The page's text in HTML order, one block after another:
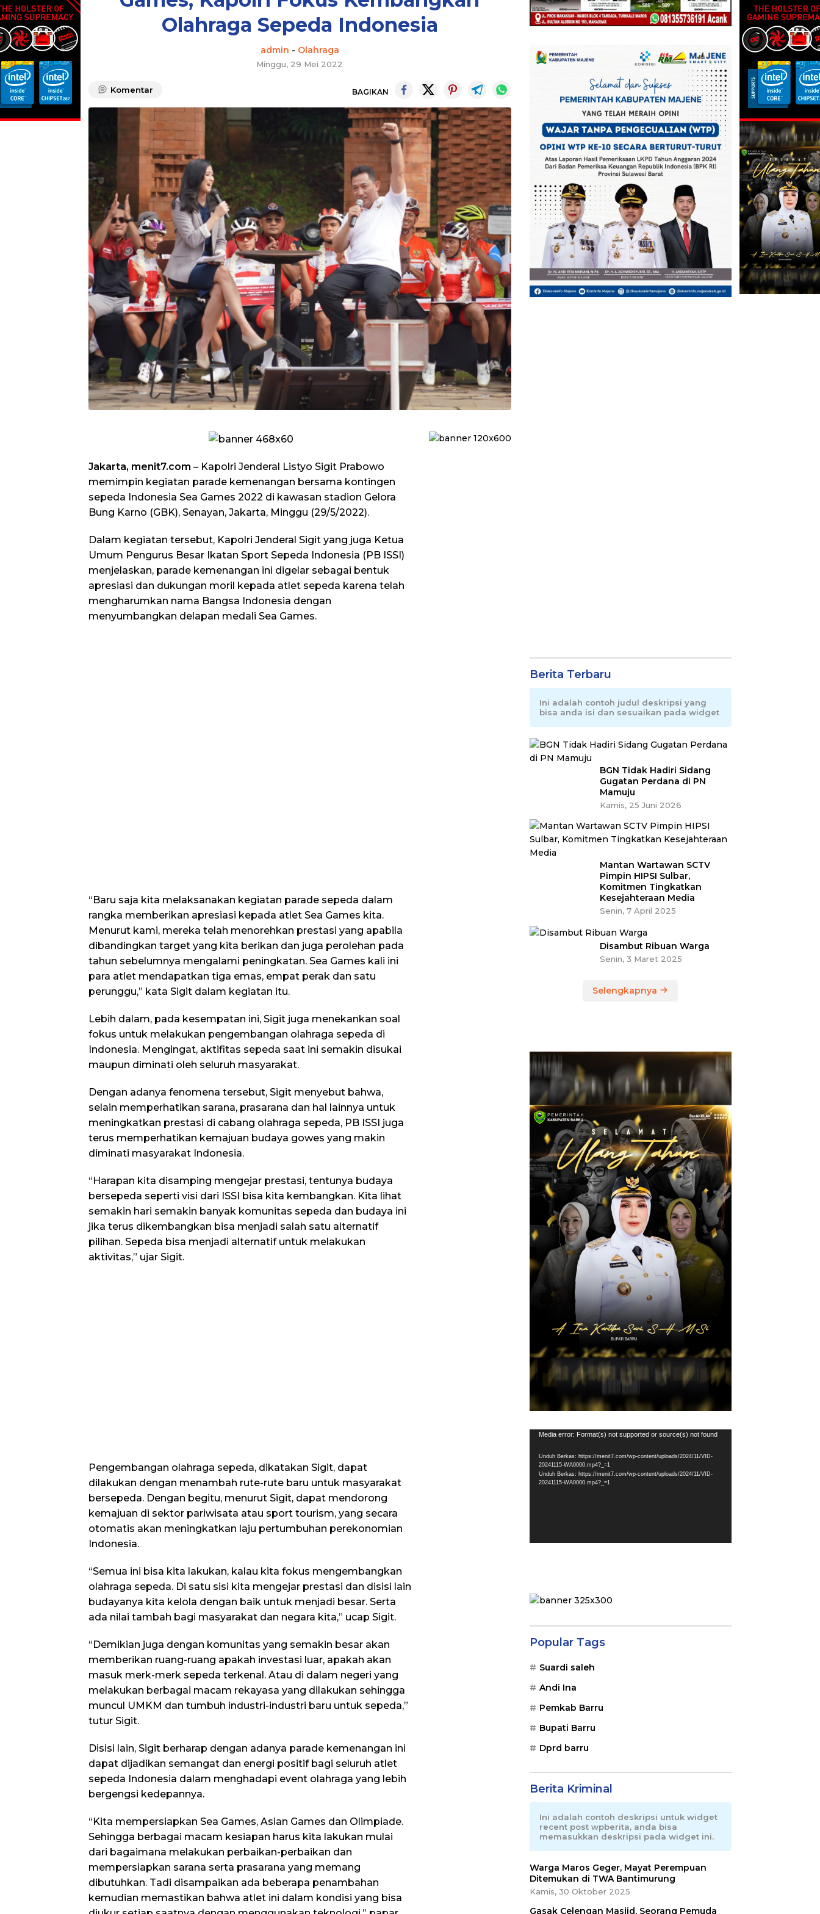
Olahraga Sepeda Indonesia
admin - Olahraga
Minggu, 29 Mei 2022
Komentar BAGIKAN
Jakarta, menit7.com – Kapolri Jenderal Listyo Sigit Prabowo
memimpin kegiatan parade kemenangan bersama kontingen
sepeda Indonesia Sea Games 2022 di kawasan stadion Gelora
Bung Karno (GBK), Senayan, Jakarta, Minggu (29/5/2022).
Dalam kegiatan tersebut, Kapolri Jenderal Sigit yang juga Ketua
Umum Pengurus Besar Ikatan Sport Sepeda Indonesia (PB ISSI)
menjelaskan, parade kemenangan ini digelar sebagai bentuk
apresiasi dan dukungan moril kepada atlet sepeda karena telah
mengharumkan nama Bangsa Indonesia dengan
menyumbangkan delapan medali Sea Games.
“Baru saja kita melaksanakan kegiatan parade sepeda dalam
rangka memberikan apresiasi kepada atlet Sea Games kita.
Menurut kami, mereka telah menorehkan prestasi yang apabila
dibandingkan target yang kita berikan dan juga perolehan pada
tahun sebelumnya mengalami peningkatan. Sea Games kali ini
para atlet mendapatkan tiga emas, empat perak dan satu
perunggu,” kata Sigit dalam kegiatan itu.
Lebih dalam, pada kesempatan ini, Sigit juga menekankan soal
fokus untuk melakukan pengembangan olahraga sepeda di
Indonesia. Mengingat, aktifitas sepeda saat ini semakin disukai
maupun diminati oleh seluruh masyarakat.
Dengan adanya fenomena tersebut, Sigit menyebut bahwa,
selain memperhatikan sarana, prasarana dan hal lainnya untuk
meningkatkan prestasi di cabang olahraga sepeda, PB ISSI juga
terus memperhatikan kemajuan budaya gowes yang makin
diminati masyarakat Indonesia.
“Harapan kita disamping mengejar prestasi, tentunya budaya
bersepeda seperti visi dari ISSI bisa kita kembangkan. Kita lihat
semakin hari semakin banyak komunitas sepeda dan budaya ini
jika terus dikembangkan bisa menjadi salah satu alternatif
pilihan. Sepeda bisa menjadi alternatif untuk melakukan
aktivitas,” ujar Sigit.
Pengembangan olahraga sepeda, dikatakan Sigit, dapat
dilakukan dengan menambah rute-rute baru untuk masyarakat
bersepeda. Dengan begitu, menurut Sigit, dapat mendorong
kemajuan di sektor pariwisata atau sport tourism, yang secara
otomatis akan meningkatkan laju pertumbuhan perekonomian
Indonesia.
“Semua ini bisa kita lakukan, kalau kita fokus mengembangkan
olahraga sepeda. Di satu sisi kita mengejar prestasi dan disisi lain
budayanya kita kelola dengan baik untuk menjadi besar. Serta
ada nilai tambah bagi masyarakat dan negara kita,” ucap Sigit.
“Demikian juga dengan komunitas yang semakin besar akan
memberikan ruang-ruang apakah investasi luar, apakah akan
masuk merk-merk sepeda terkenal. Atau di dalam negeri yang
melakukan berbagai macam rekayasa yang dilakukan sehingga
muncul UMKM dan tumbuh industri-industri baru untuk sepeda,”
tutur Sigit.
Disisi lain, Sigit berharap dengan adanya parade kemenangan ini
dapat dijadikan semangat dan energi positif bagi seluruh atlet
sepeda Indonesia dalam menghadapi event olahraga yang lebih
bergengsi kedepannya.
“Kita mempersiapkan Sea Games, Asian Games dan Olimpiade.
Sehingga berbagai macam kesiapan harus kita lakukan mulai
dari bagaimana melakukan perbaikan-perbaikan dan
mempersiapkan sarana serta prasarana yang memang
dibutuhkan. Tadi disampaikan ada beberapa penambahan
kemudian memastikan bahwa atlet ini dalam kondisi yang bisa
Berita Terbaru
Ini adalah contoh judul deskripsi yang
bisa anda isi dan sesuaikan pada widget
BGN Tidak Hadiri Sidang
Gugatan Perdana di PN
Mamuju
Kamis, 25 Juni 2026
Mantan Wartawan SCTV
Pimpin HIPSI Sulbar,
Komitmen Tingkatkan
Kesejahteraan Media
Senin, 7 April 2025
Disambut Ribuan Warga
Senin, 3 Maret 2025
Selengkapnya
Pemutar
Media error: Format(s) not supported or source(s) not found
Unduh Berkas: https://menit7.com/wp-content/uploads/2024/11/VID-
20241115-WA0000.mp4?_=1
Unduh Berkas: https://menit7.com/wp-content/uploads/2024/11/VID-
20241115-WA0000.mp4?_=1
Popular Tags
Suardi saleh
Andi Ina
Pemkab Barru
Bupati Barru
Dprd barru
Berita Kriminal
Ini adalah contoh deskripsi untuk widget
recent post wpberita, anda bisa
memasukkan deskripsi pada widget ini.
Warga Maros Geger, Mayat Perempuan
Ditemukan di TWA Bantimurung
Kamis, 30 Oktober 2025
Gasak Celengan Masjid, Seorang Pemuda